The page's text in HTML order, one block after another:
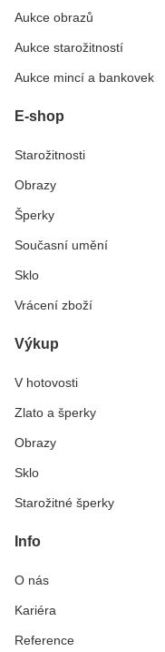
Aukce obrazů
Aukce starožitností
Aukce mincí a bankovek
E-shop
Starožitnosti
Obrazy
Šperky
Současní umění
Sklo
Vrácení zboží
Výkup
V hotovosti
Zlato a šperky
Obrazy
Sklo
Starožitné šperky
Info
O nás
Kariéra
Reference